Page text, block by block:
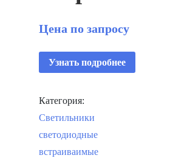
Цена по запросу
Узнать подробнее
Категория:
Светильники
светодиодные
встраиваимые